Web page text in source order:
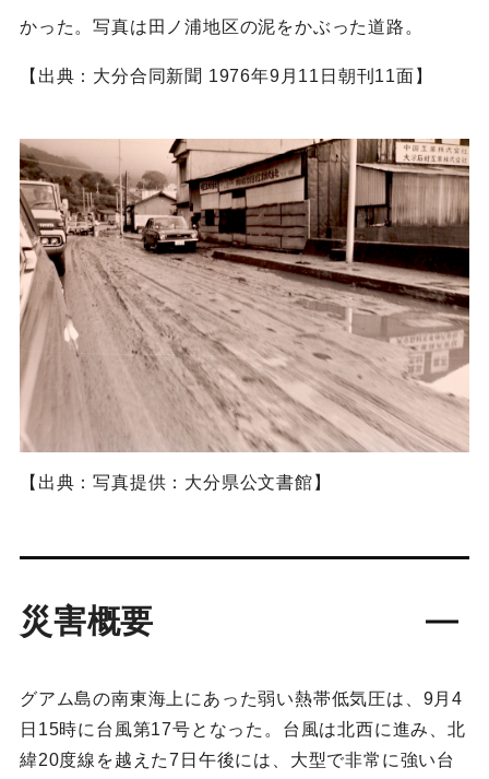
かった。写真は田ノ浦地区の泥をかぶった道路。
【出典：大分合同新聞 1976年9月11日朝刊11面】
【出典：写真提供：大分県公文書館】
災害概要
グアム島の南東海上にあった弱い熱帯低気圧は、9月4
日15時に台風第17号となった。台風は北西に進み、北
緯20度線を越えた7日午後には、大型で非常に強い台